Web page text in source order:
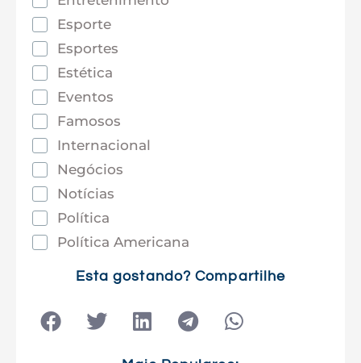
Esporte
Esportes
Estética
Eventos
Famosos
Internacional
Negócios
Notícias
Política
Política Americana
Tecnologia
Esta gostando? Compartilhe